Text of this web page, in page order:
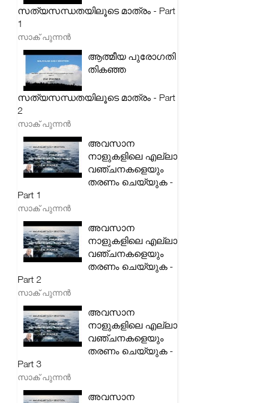
സത്യസന്ധതയിലൂടെ മാത്രം - Part
1
സാക് പുന്നൻ
ആത്മീയ പുരോഗതി
തികഞ്ഞ
സത്യസന്ധതയിലൂടെ മാത്രം - Part
2
സാക് പുന്നൻ
അവസാന
നാളുകളിലെ എല്ലാ
വഞ്ചനകളെയും
തരണം ചെയ്യുക -
Part 1
സാക് പുന്നൻ
അവസാന
നാളുകളിലെ എല്ലാ
വഞ്ചനകളെയും
തരണം ചെയ്യുക -
Part 2
സാക് പുന്നൻ
അവസാന
നാളുകളിലെ എല്ലാ
വഞ്ചനകളെയും
തരണം ചെയ്യുക -
Part 3
സാക് പുന്നൻ
അവസാന